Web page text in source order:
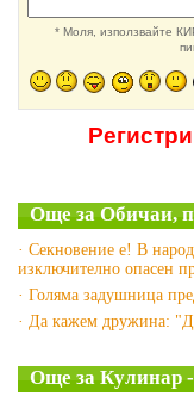
* Моля, използвайте
Още за Обичаи,
· Секновение е! В
изключително опасен
· Голяма задушница
· Да кажем дружина:
Още за Кулинар -